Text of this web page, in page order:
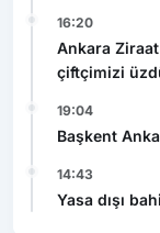
16:20
Ankara
çiftçimizi
19:04
Başkent
14:43
Yasa dışı